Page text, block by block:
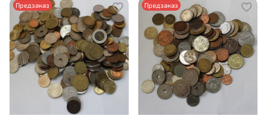
Предзаказ Предзаказ